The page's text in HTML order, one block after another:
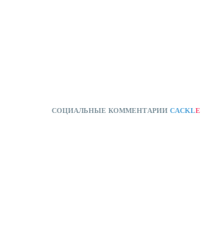
СОЦИАЛЬНЫЕ КОММЕНТАРИИ CACKLE